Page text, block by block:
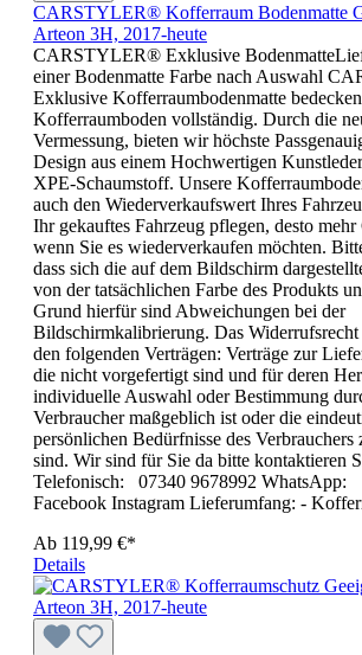
CARSTYLER® Kofferraum Bodenmatte
Arteon 3H, 2017-heute
CARSTYLER® Exklusive
einer Bodenmatte Farbe nach Auswahl
Exklusive Kofferraumbodenmatte
Kofferraumboden vollständig. Durch die
Vermessung, bieten wir höchste
Design aus einem Hochwertigen
XPE-Schaumstoff. Unsere
auch den Wiederverkaufswert Ihres
Ihr gekauftes Fahrzeug pflegen, desto mehr
wenn Sie es wiederverkaufen möchten.
dass sich die auf dem Bildschirm
von der tatsächlichen Farbe des Produkts
Grund hierfür sind Abweichungen bei der
Bildschirmkalibrierung. Das Widerrufsrecht
den folgenden Verträgen: Verträge zur
die nicht vorgefertigt sind und für deren
individuelle Auswahl oder Bestimmung
Verbraucher maßgeblich ist oder die
persönlichen Bedürfnisse des Verbrauchers
sind. Wir sind für Sie da bitte kontaktieren
Telefonisch: 07340 9678992 WhatsApp:
Facebook Instagram Lieferumfang: -
Ab 119,99 €*
Details